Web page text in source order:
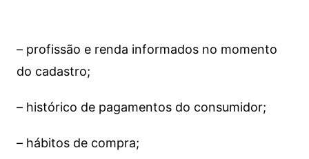
– profissão e renda informados no momento
do cadastro;
– histórico de pagamentos do consumidor;
– hábitos de compra;